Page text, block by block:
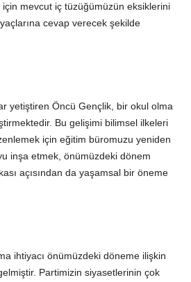
mevcut iç tüzüğümüzün eksiklerini
cevap verecek şekilde
yetiştiren Öncü Gençlik, bir okul olma
Bu gelişimi bilimsel ilkeleri
için eğitim büromuzu yeniden
inşa etmek, önümüzdeki dönem
açısından da yaşamsal bir öneme
ihtiyacı önümüzdeki döneme ilişkin
Partimizin siyasetlerinin çok